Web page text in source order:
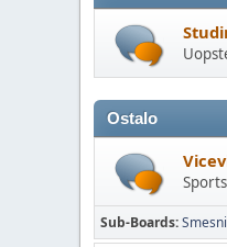
Ostalo
Sub-Boards